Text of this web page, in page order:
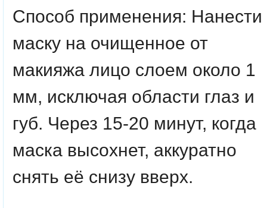
Способ применения: Нанести
маску на очищенное от
макияжа лицо слоем около 1
мм, исключая области глаз и
губ. Через 15-20 минут, когда
маска высохнет, аккуратно
снять её снизу вверх.